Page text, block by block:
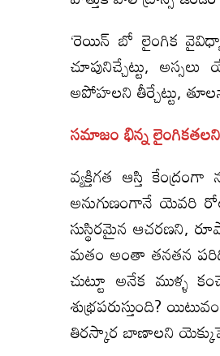
‘రెయిన్ బో లైంగిక
చూపునిచ్చేట్టు,
అపోహలని తీర్చేట్టు,
సమాజం భిన్న
వ్యక్తిగత ఆస్తి
అనుగుణంగానే యెవరి
సుస్థిరమైన ఆచరణని,
మతం అంతా తనతన
చుట్టూ అనేక ముళ్ళ
శుభ్రపరుస్తుంది?
తిరస్కార బాణాలని